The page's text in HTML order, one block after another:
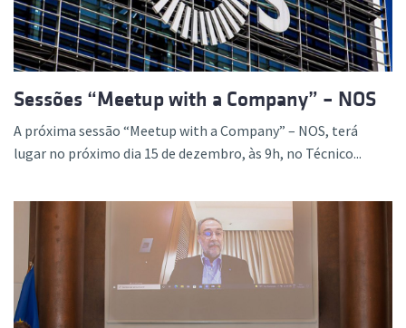
Sessões “Meetup with a Company” – NOS
A próxima sessão “Meetup with a Company” – NOS, terá
lugar no próximo dia 15 de dezembro, às 9h, no Técnico...